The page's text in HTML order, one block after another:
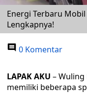
Energi Terbaru Mobil
Lengkapnya!
0 Komentar
LAPAK AKU – Wuling
memiliki beberapa